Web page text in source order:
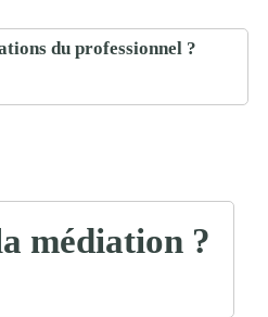
du professionnel ?
médiation ?